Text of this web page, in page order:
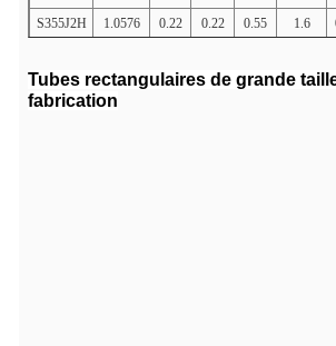
S355J2H 1.0576 0.22 0.22 0.55 1.6
Tubes rectangulaires de grande
fabrication